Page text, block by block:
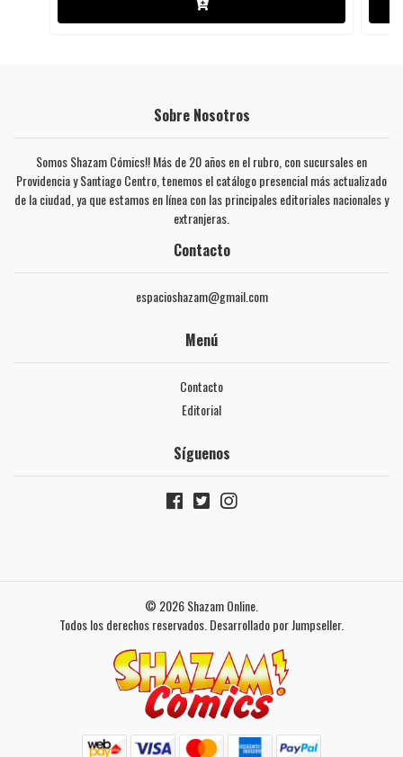
Sobre Nosotros
Somos Shazam Cómics!! Más de 20 años en el rubro, con sucursales en
Providencia y Santiago Centro, tenemos el catálogo presencial más actualizado
de la ciudad, ya que estamos en línea con las principales editoriales nacionales y
extranjeras.
Contacto
espacioshazam@gmail.com
Menú
Contacto
Editorial
Síguenos
© 2026 Shazam Online.
Todos los derechos reservados. Desarrollado por Jumpseller.